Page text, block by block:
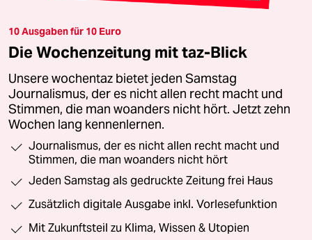
10 Ausgaben für 10 Euro
Die Wochenzeitung mit taz-Blick
Unsere wochentaz bietet jeden Samstag
Journalismus, der es nicht allen recht macht und
Stimmen, die man woanders nicht hört. Jetzt zehn
Wochen lang kennenlernen.
Journalismus, der es nicht allen recht macht und
Stimmen, die man woanders nicht hört
Jeden Samstag als gedruckte Zeitung frei Haus
Zusätzlich digitale Ausgabe inkl. Vorlesefunktion
Mit Zukunftsteil zu Klima, Wissen & Utopien